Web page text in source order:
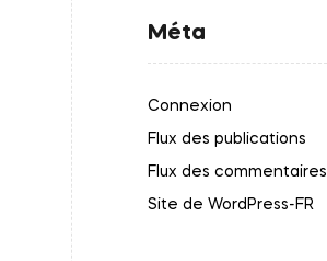
Méta
Connexion
Flux des publications
Flux des commentaires
Site de WordPress-FR